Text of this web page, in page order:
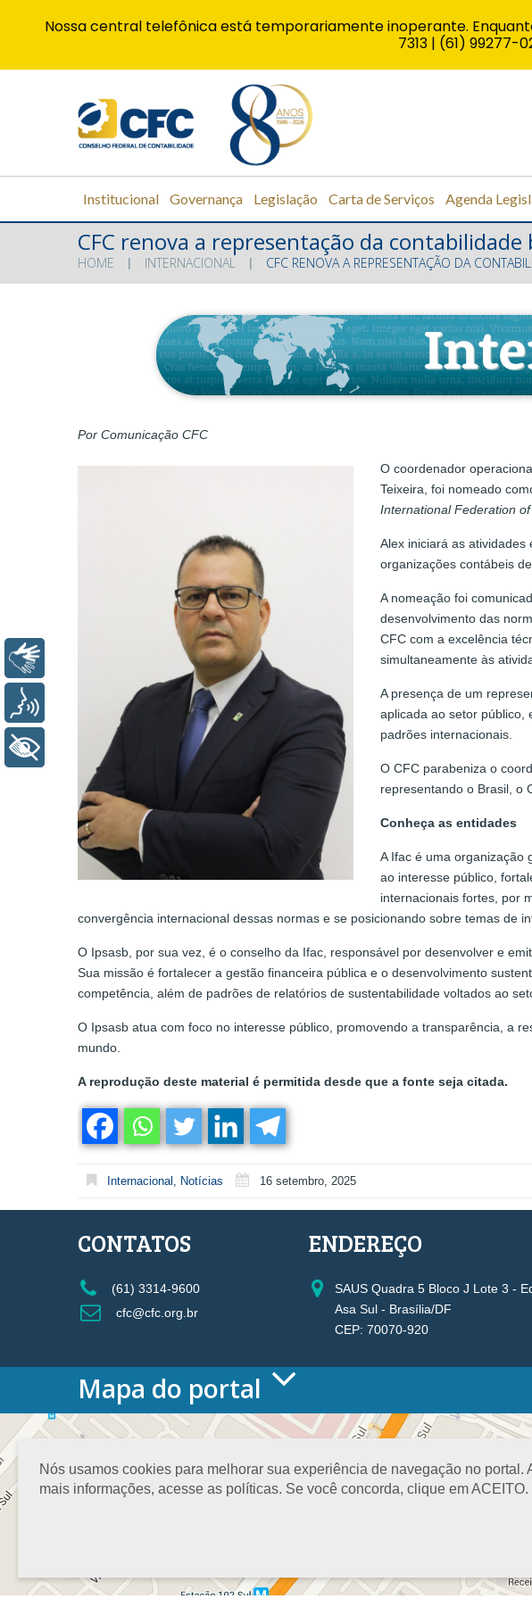
Institucional Governança Legislação Carta de Serviços Agenda
CFC renova a representação da
HOME INTERNACIONAL CFC RENOVA A REPRESENTAÇÃO DA
Por Comunicação CFC
O coordenador
Teixeira, foi nomeado
International Federation
Alex iniciará as
organizações contábeis
A nomeação foi
desenvolvimento das
CFC com a excelência
simultaneamente às
A presença de um
aplicada ao setor público,
padrões internacionais.
O CFC parabeniza o
representando o Brasil, o
Conheça as entidades
A Ifac é uma organização
ao interesse público,
internacionais fortes, por
convergência internacional dessas normas e se posicionando sobre temas de
O Ipsasb, por sua vez, é o conselho da Ifac, responsável por desenvolver e
Sua missão é fortalecer a gestão financeira pública e o desenvolvimento
competência, além de padrões de relatórios de sustentabilidade voltados ao
O Ipsasb atua com foco no interesse público, promovendo a transparência, a
mundo.
A reprodução deste material é permitida desde que a fonte seja citada.
Internacional , Notícias 16 setembro, 2025
Nós usamos cookies para melhorar sua experiência de navegação no portal.
mais informações, acesse as políticas. Se você concorda, clique em ACEITO.
CONTATOS
(61) 3314-9600
cfc@cfc.org.br
ENDEREÇO
SAUS Quadra 5 Bloco J Lote 3 -
Asa Sul - Brasília/DF
CEP: 70070-920
Mapa do portal
HOME
O CONSELHO
Conselho Diretor
Nossa Sede
Planejamento
PRESIDÊNCIA
VICE-
Administrativa
Controle
Fiscalização,
PROJETOS
Nossa central telefônica está temporariamente inoperante.
7313 | (61) 99277-
+ Acessibilidade